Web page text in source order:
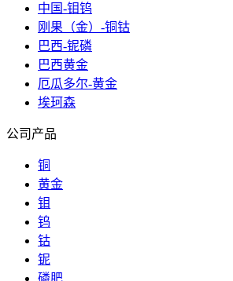
中国-钼钨
刚果（金）-铜钴
巴西-铌磷
巴西黄金
厄瓜多尔-黄金
埃珂森
公司产品
铜
黄金
钼
钨
钴
铌
磷肥